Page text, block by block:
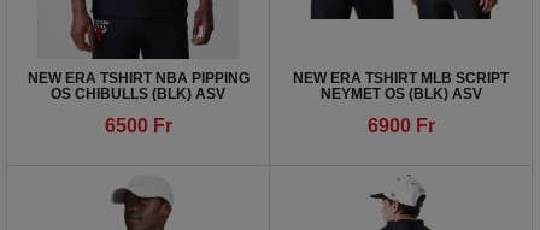
NEW ERA TSHIRT NBA PIPPING
OS CHIBULLS (BLK) ASV
6500 Fr
NEW ERA TSHIRT MLB SCRIPT
NEYMET OS (BLK) ASV
6900 Fr